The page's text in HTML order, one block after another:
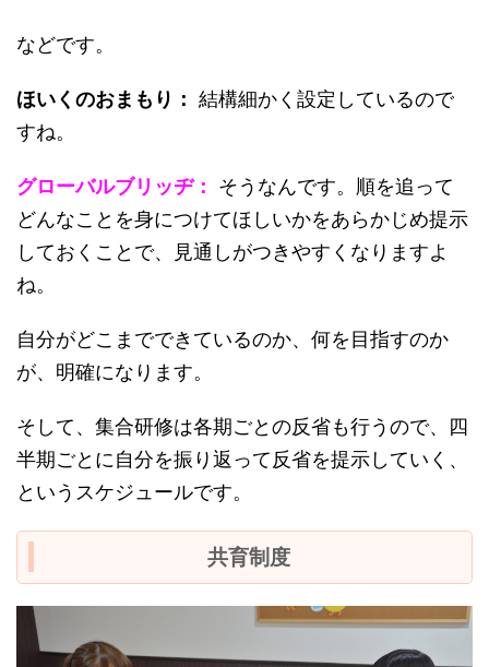
などです。
ほいくのおまもり： 結構細かく設定しているので
すね。
グローバルブリッヂ：
そうなんです。順を追って
どんなことを身につけてほしいかをあらかじめ提示
しておくことで、見通しがつきやすくなりますよ
ね。
自分がどこまでできているのか、何を目指すのか
が、明確になります。
そして、集合研修は各期ごとの反省も行うので、四
半期ごとに自分を振り返って反省を提示していく、
というスケジュールです。
共育制度